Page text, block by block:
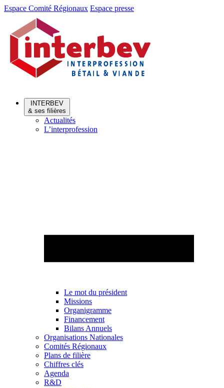
Aller
Aller
contenu
Espace Comité Régionaux Espace presse
INTERBEV
& ses filières
Actualités
L’interprofession
Le mot du président
Missions
Organigramme
Financement
Bilans Annuels
Organisations Nationales
Comités Régionaux
Plans de filière
Chiffres clés
Agenda
R&D